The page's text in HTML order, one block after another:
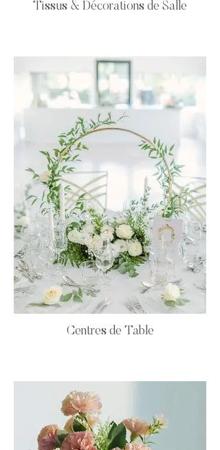
Tissus & Décorations de Salle
Centres de Table